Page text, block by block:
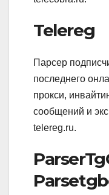
Telereg
Парсер
последнего
прокси,
сообщений и
telereg.ru.